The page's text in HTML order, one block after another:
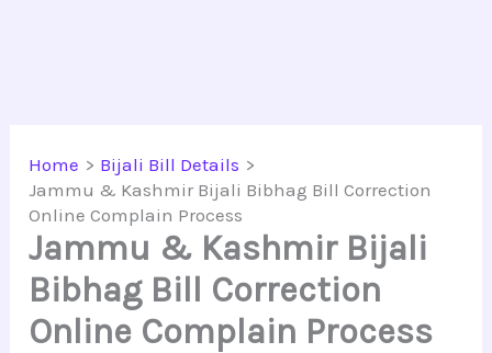
Home
Bijali Bill Details
Jammu & Kashmir Bijali Bibhag Bill Correction
Online Complain Process
Jammu & Kashmir Bijali
Bibhag Bill Correction
Online Complain Process